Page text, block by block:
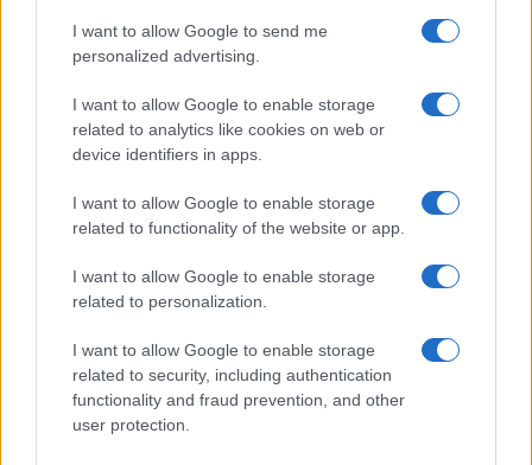
I want to allow Google to send me
personalized advertising.
I want to allow Google to enable storage
related to analytics like cookies on web or
device identifiers in apps.
I want to allow Google to enable storage
related to functionality of the website or app.
I want to allow Google to enable storage
related to personalization.
I want to allow Google to enable storage
related to security, including authentication
functionality and fraud prevention, and other
user protection.
Il primo è quello politico. È perfettamente
legittimo discutere dell’opportunità di determinati
rapporti personali, della prudenza che un uomo
dell’immagine che ne deriva.
Il secondo è quello giudiziario. Qui non valgono